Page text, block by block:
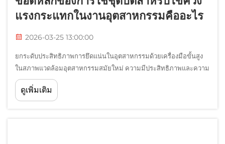
แรงกระแทกในงานอุตสาหกรรมคืออะไร
2026-03-25 13:00:00
ยกระดับประสิทธิภาพการยึดแน่นในอุตสาหกรรมด้วยเครื่องมือขั้นสูง
ในสภาพแวดล้อมอุตสาหกรรมสมัยใหม่ ความมีประสิทธิภาพและความ
แม่นยำเป็นสิ่งจำเป็นอย่างยิ่งเพื่อรักษามาตรฐานการผลิตที่สามารถ
แข่งขันได้ ท่ามกลางเครื่องมือหลายชนิดที่ใช้ในการดำเนินการยึดแน่น
ดูเพิ่มเติม